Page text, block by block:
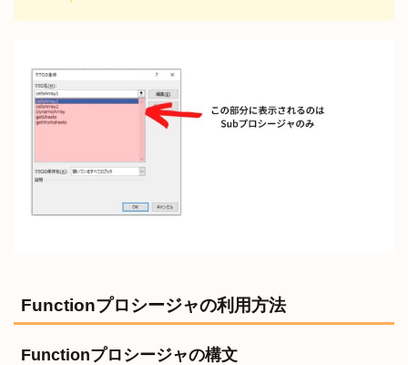
Functionプロシージャの利用方法
Functionプロシージャの構文